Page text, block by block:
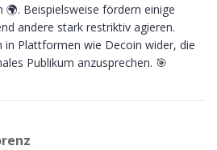
🌍. Beispielsweise fördern einige
andere stark restriktiv agieren.
in Plattformen wie Decoin wider, die
Publikum anzusprechen. 🎯